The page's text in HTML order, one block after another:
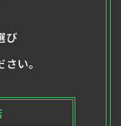
び
い。